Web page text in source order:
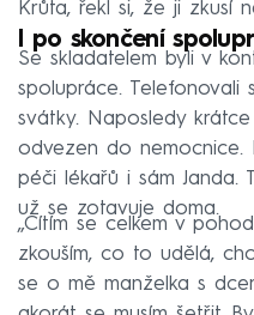
Krůta, řekl si, že ji zkusí
I po skončení
Se skladatelem byli v
spolupráce. Telefonovali
svátky. Naposledy
odvezen do nemocnice.
péči lékařů i sám Janda.
už se zotavuje doma.
„Cítím se celkem v
zkouším, co to udělá,
se o mě manželka s